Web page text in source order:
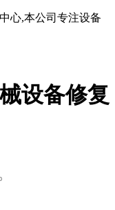
心,本公司专注设备